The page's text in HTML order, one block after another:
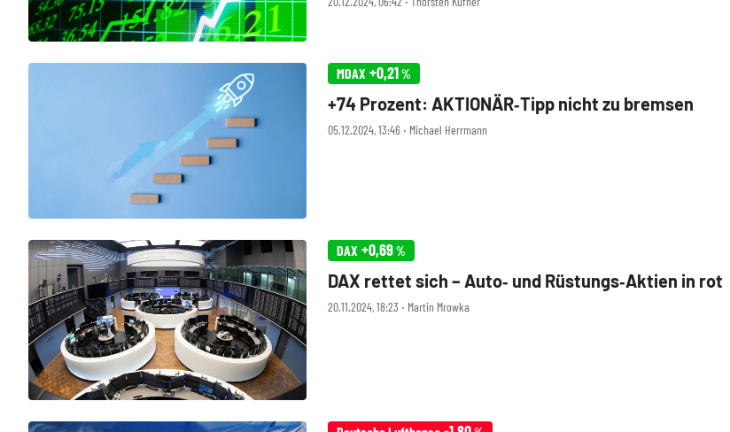
MDAX +0,21%
05.12.2024, 13:46 ‧ Michael Herrmann
+74 Prozent: AKTIONÄR‑Tipp nicht zu bremsen
DAX +0,69%
20.11.2024, 18:23 ‧ Martin Mrowka
DAX rettet sich – Auto‑ und Rüstungs‑Aktien in rot